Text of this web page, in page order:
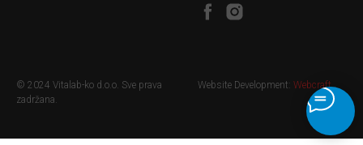
© 2024 Vitalab-ko d.o.o. Sve prava
zadržana.
Website Development: Webcraft